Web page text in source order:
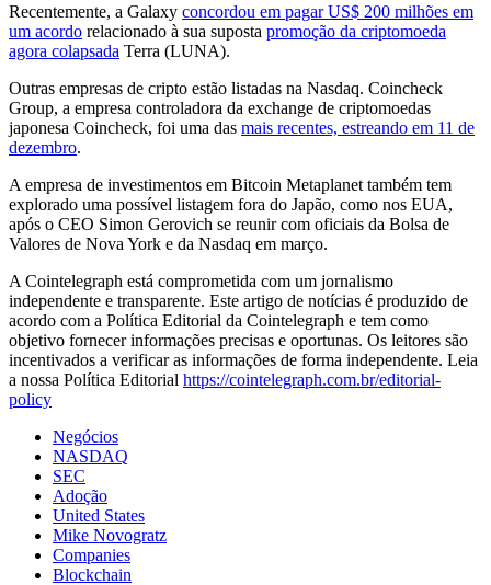
Recentemente, a Galaxy concordou em pagar US$ 200 milhões em
um acordo relacionado à sua suposta promoção da criptomoeda
agora colapsada Terra (LUNA).
Outras empresas de cripto estão listadas na Nasdaq. Coincheck
Group, a empresa controladora da exchange de criptomoedas
japonesa Coincheck, foi uma das mais recentes, estreando em 11 de
dezembro.
A empresa de investimentos em Bitcoin Metaplanet também tem
explorado uma possível listagem fora do Japão, como nos EUA,
após o CEO Simon Gerovich se reunir com oficiais da Bolsa de
Valores de Nova York e da Nasdaq em março.
A Cointelegraph está comprometida com um jornalismo
independente e transparente. Este artigo de notícias é produzido de
acordo com a Política Editorial da Cointelegraph e tem como
objetivo fornecer informações precisas e oportunas. Os leitores são
incentivados a verificar as informações de forma independente. Leia
a nossa Política Editorial https://cointelegraph.com.br/editorial-
policy
Negócios
NASDAQ
SEC
Adoção
United States
Mike Novogratz
Companies
Blockchain